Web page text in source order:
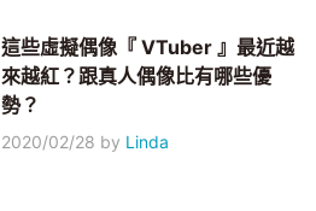
這些虛擬偶像『 VTuber 』最近越
來越紅？跟真人偶像比有哪些優
勢？
2020/02/28 by Linda